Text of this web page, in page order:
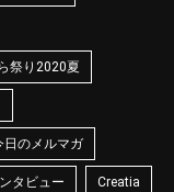
祭り2020夏
日のメルマガ
タビュー Creatia